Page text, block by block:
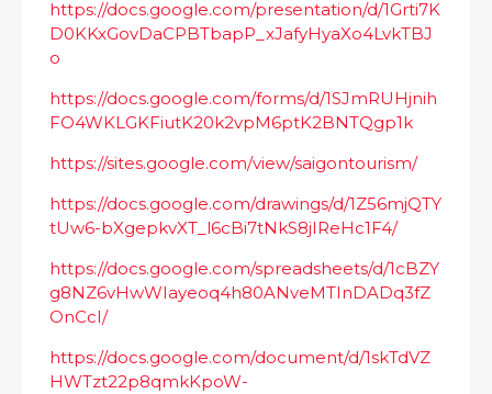
https://docs.google.com/presentation/d/1Grti7K
D0KKxGovDaCPBTbapP_xJafyHyaXo4LvkTBJ
o
https://docs.google.com/forms/d/1SJmRUHjnih
FO4WKLGKFiutK20k2vpM6ptK2BNTQgp1k
https://sites.google.com/view/saigontourism/
https://docs.google.com/drawings/d/1Z56mjQTY
tUw6-bXgepkvXT_l6cBi7tNkS8jIReHc1F4/
https://docs.google.com/spreadsheets/d/1cBZY
g8NZ6vHwWIayeoq4h80ANveMTInDADq3fZ
OnCcI/
https://docs.google.com/document/d/1skTdVZ
HWTzt22p8qmkKpoW-